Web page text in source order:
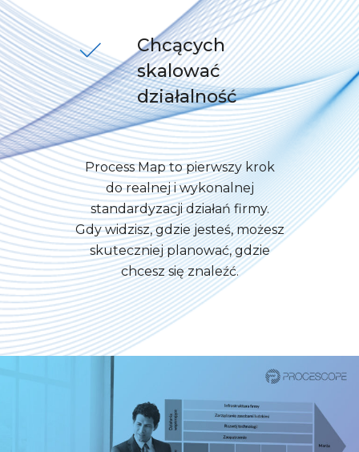
Chcących
skalować
działalność
Process Map to pierwszy krok
do realnej i wykonalnej
standardyzacji działań firmy.
Gdy widzisz, gdzie jesteś, możesz
skuteczniej planować, gdzie
chcesz się znaleźć.